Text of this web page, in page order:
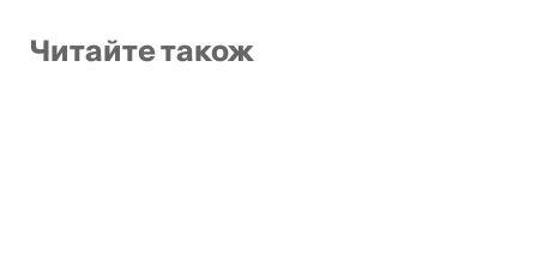
Читайте також